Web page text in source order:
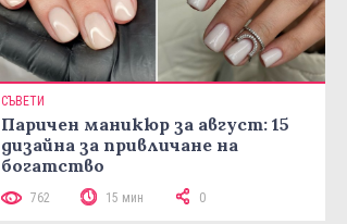
СЪВЕТИ
Паричен маникюр за август: 15
дизайна за привличане на
богатство
762 15 мин 0